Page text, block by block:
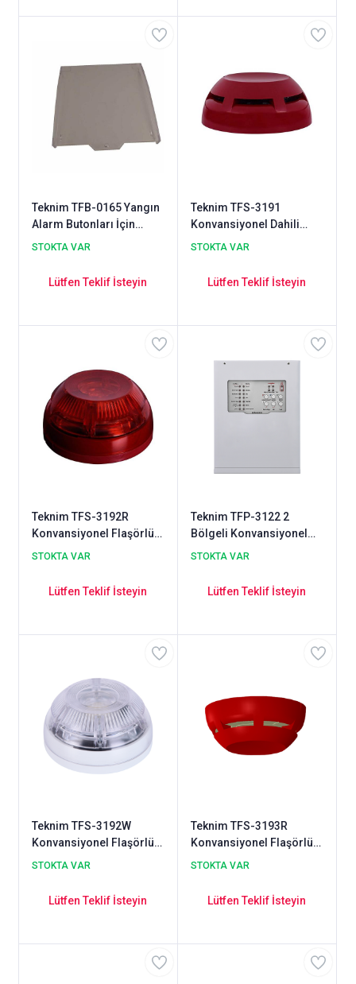
Teknim TFB-0165 Yangın
Alarm Butonları İçin
Şeffaf Koruma Kapağı
STOKTA VAR
Lütfen Teklif İsteyin
Teknim TFS-3191
Konvansiyonel Dahili
Yangın Alarm Sireni
STOKTA VAR
Lütfen Teklif İsteyin
Teknim TFS-3192R
Konvansiyonel Flaşörlü
Yangın Alarm Sireni
STOKTA VAR
Lütfen Teklif İsteyin
Teknim TFP-3122 2
Bölgeli Konvansiyonel
Yangın Alarm Paneli
STOKTA VAR
Lütfen Teklif İsteyin
Teknim TFS-3192W
Konvansiyonel Flaşörlü
Yangın Alarm Sireni
STOKTA VAR
Lütfen Teklif İsteyin
Teknim TFS-3193R
Konvansiyonel Flaşörlü
Yangın Alarm Sireni
STOKTA VAR
Lütfen Teklif İsteyin